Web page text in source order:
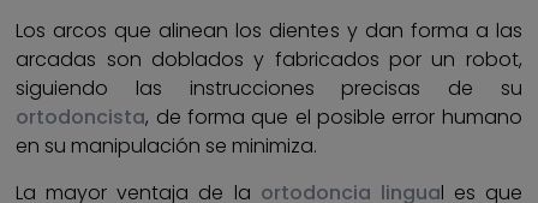
Los arcos que alinean los dientes y dan forma a las
arcadas son doblados y fabricados por un robot,
siguiendo las instrucciones precisas de su
ortodoncista, de forma que el posible error humano
en su manipulación se minimiza.
La mayor ventaja de la ortodoncia lingual es que